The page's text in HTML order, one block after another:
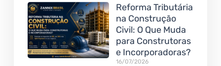
Reforma Tributária
na Construção
Civil: O Que Muda
para Construtoras
e Incorporadoras?
16/07/2026